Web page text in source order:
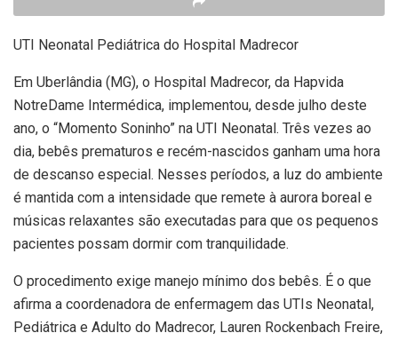
UTI Neonatal Pediátrica do Hospital Madrecor
Em Uberlândia (MG), o Hospital Madrecor, da Hapvida
NotreDame Intermédica, implementou, desde julho deste
ano, o “Momento Soninho” na UTI Neonatal. Três vezes ao
dia, bebês prematuros e recém-nascidos ganham uma hora
de descanso especial. Nesses períodos, a luz do ambiente
é mantida com a intensidade que remete à aurora boreal e
músicas relaxantes são executadas para que os pequenos
pacientes possam dormir com tranquilidade.
O procedimento exige manejo mínimo dos bebês. É o que
afirma a coordenadora de enfermagem das UTIs Neonatal,
Pediátrica e Adulto do Madrecor, Lauren Rockenbach Freire,